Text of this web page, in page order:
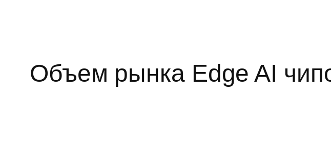
Объем рынка Edge AI